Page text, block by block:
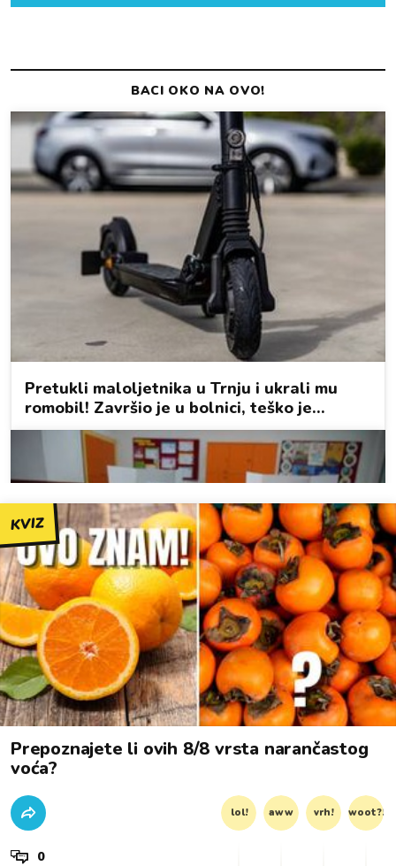
KVIZ
Prepoznajete li ovih 8/8 vrsta narančastog
voća?
lol! aww vrh! woot?!
0